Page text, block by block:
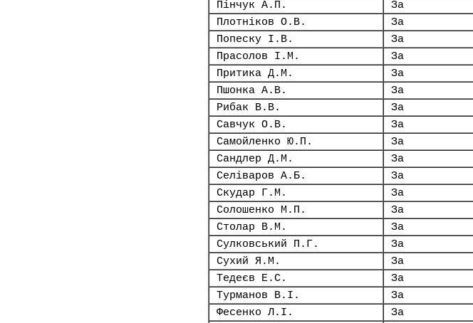
Пінчук А.П.
За
Плотніков О.В.
За
Попеску І.В.
За
Прасолов І.М.
За
Притика Д.М.
За
Пшонка А.В.
За
Рибак В.В.
За
Савчук О.В.
За
Самойленко Ю.П.
За
Сандлер Д.М.
За
Селіваров А.Б.
За
Скудар Г.М.
За
Солошенко М.П.
За
Столар В.М.
За
Сулковський П.Г.
За
Сухий Я.М.
За
Тедеєв Е.С.
За
Турманов В.І.
За
Фесенко Л.І.
За